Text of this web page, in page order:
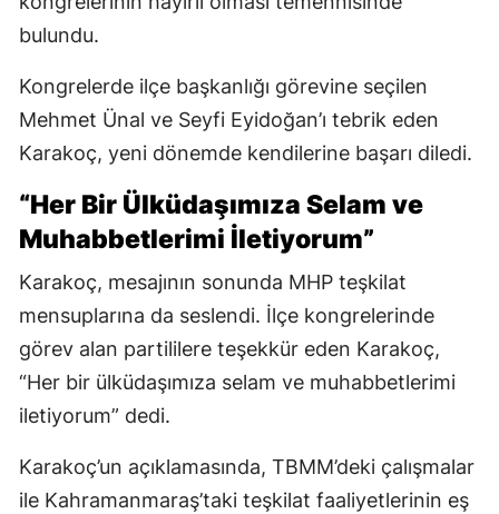
bulundu.
Kongrelerde ilçe başkanlığı görevine seçilen
Mehmet Ünal ve Seyfi Eyidoğan’ı tebrik eden
Karakoç, yeni dönemde kendilerine başarı diledi.
“Her Bir Ülküdaşımıza Selam ve
Muhabbetlerimi İletiyorum”
Karakoç, mesajının sonunda MHP teşkilat
mensuplarına da seslendi. İlçe kongrelerinde
görev alan partililere teşekkür eden Karakoç,
“Her bir ülküdaşımıza selam ve muhabbetlerimi
iletiyorum” dedi.
Karakoç’un açıklamasında, TBMM’deki çalışmalar
ile Kahramanmaraş’taki teşkilat faaliyetlerinin eş